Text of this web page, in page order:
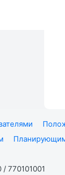
770101001